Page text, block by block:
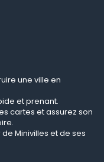
une ville en
et prenant.
cartes et assurez son
Minivilles et de ses